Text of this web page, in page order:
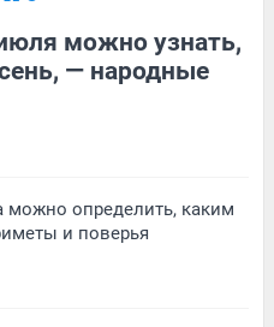
можно узнать,
— народные
можно определить, каким
и поверья